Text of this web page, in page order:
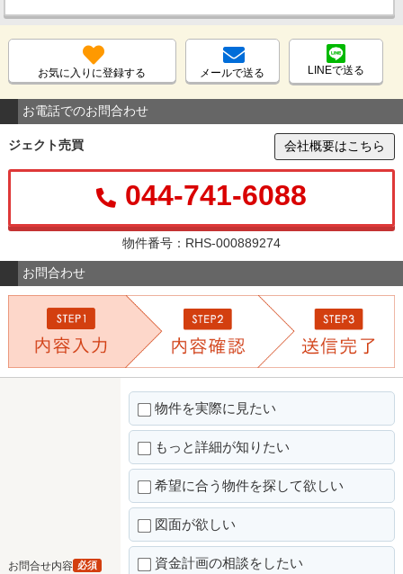
お気に入りに登録する メールで送る LINEで送る
お電話でのお問合わせ
ジェクト売買 会社概要はこちら
044-741-6088
物件番号：RHS-000889274
お問合わせ
お問合せ内容 必須
物件を実際に見たい
もっと詳細が知りたい
希望に合う物件を探して欲しい
図面が欲しい
資金計画の相談をしたい